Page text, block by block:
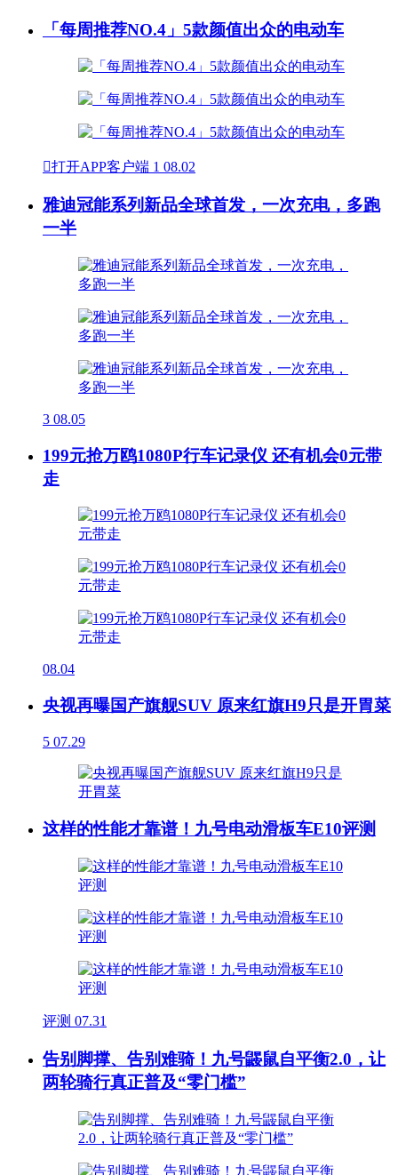
「每周推荐NO.4」5款颜值出众的电动车
打开APP客户端 1 08.02
雅迪冠能系列新品全球首发，一次充电，多跑
一半
3 08.05
199元抢万鸥1080P行车记录仪 还有机会0元带
走
08.04
央视再曝国产旗舰SUV 原来红旗H9只是开胃菜
5 07.29
这样的性能才靠谱！九号电动滑板车E10评测
评测 07.31
告别脚撑、告别难骑！九号鼹鼠自平衡2.0，让
两轮骑行真正普及“零门槛”